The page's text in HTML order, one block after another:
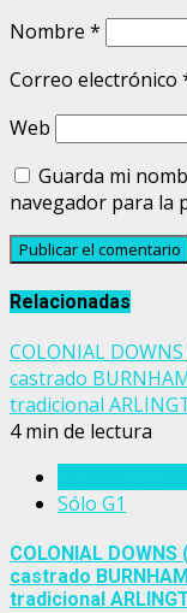
Nombre *
Correo electrónico
Web
Guarda mi
navegador para la
Relacionadas
COLONIAL
castrado
tradicional
4 min de lectura
Sólo G1
COLONIAL
castrado
tradicional